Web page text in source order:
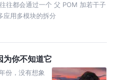
往都会通过一个 父 POM 加若干子
应用多模块的拆分
你不知道它
份，没有想象